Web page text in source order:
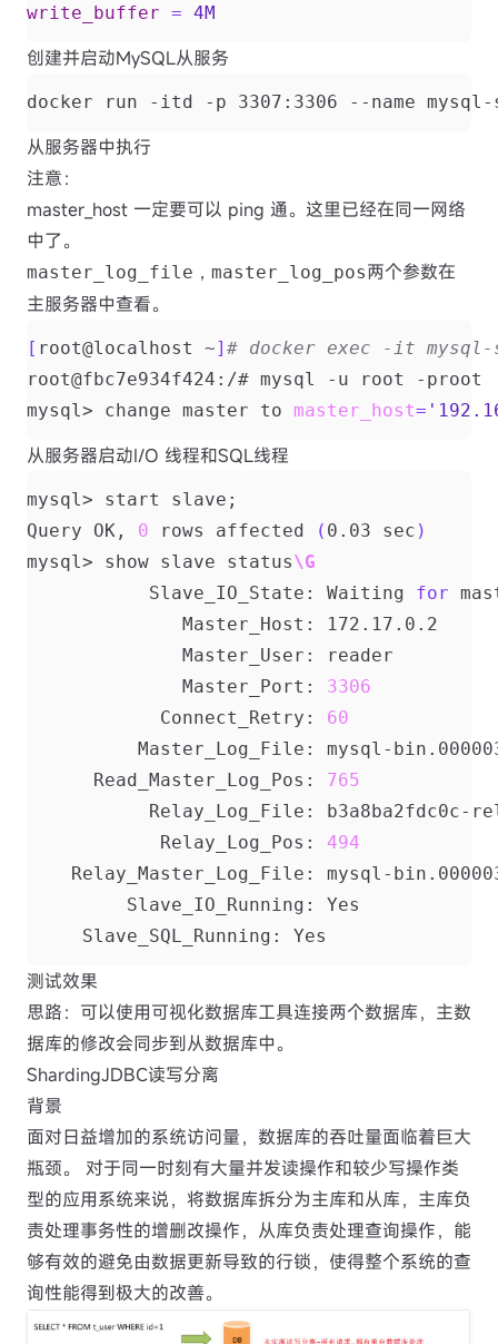
write_buffer = 4M
创建并启动MySQL从服务
docker run -itd -p 3307:3306 --name
从服务器中执行
注意：
master_host 一定要可以 ping 通。这里已经在同一网络
中了。
master_log_file，master_log_pos两个参数在
主服务器中查看。
[ root@localhost ~] # docker exec -it
mysql> change master to master_host=
从服务器启动I/O 线程和SQL线程
mysql> start slave ;
Query OK, 0 rows affected ( 0.03 sec )
mysql> show slave status\G
           Slave_IO_State: Waiting
for
              Master_Port:
3306
            Connect_Retry:
60
      Read_Master_Log_Pos:
765
            Relay_Log_Pos:
494
测试效果
思路：可以使用可视化数据库工具连接两个数据库，主数
据库的修改会同步到从数据库中。
ShardingJDBC读写分离
背景
面对日益增加的系统访问量，数据库的吞吐量面临着巨大
瓶颈。 对于同一时刻有大量并发读操作和较少写操作类
型的应用系统来说，将数据库拆分为主库和从库，主库负
责处理事务性的增删改操作，从库负责处理查询操作，能
够有效的避免由数据更新导致的行锁，使得整个系统的查
询性能得到极大的改善。